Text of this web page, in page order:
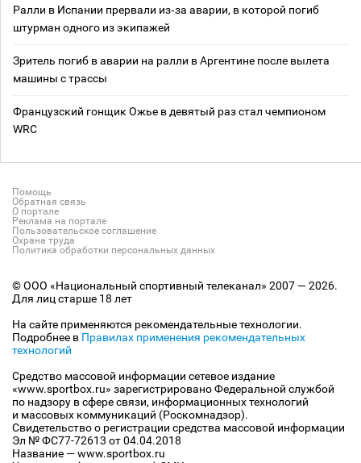
Ралли в Испании прервали из‑за аварии, в которой погиб
штурман одного из экипажей
Зритель погиб в аварии на ралли в Аргентине после вылета
машины с трассы
Французский гонщик Ожье в девятый раз стал чемпионом
WRC
Помощь
Обратная связь
О портале
Реклама на портале
Пользовательское соглашение
Охрана труда
Политика обработки персональных данных
© ООО «Национальный спортивный телеканал» 2007 — 2026.
Для лиц старше 18 лет
На сайте применяются рекомендательные технологии.
Подробнее в Правилах применения рекомендательных
технологий
Средство массовой информации сетевое издание
«www.sportbox.ru» зарегистрировано Федеральной службой
по надзору в сфере связи, информационных технологий
и массовых коммуникаций (Роскомнадзор).
Свидетельство о регистрации средства массовой информации
Эл № ФС77-72613 от 04.04.2018
Название — www.sportbox.ru